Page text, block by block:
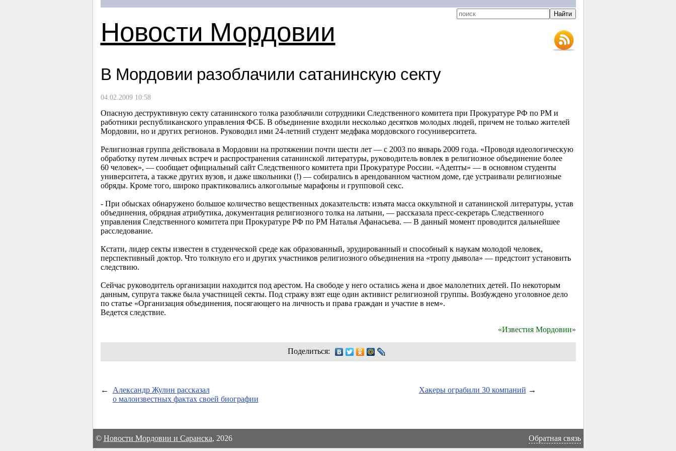
Новости Мордовии
В Мордовии разоблачили сатанинскую секту
04.02.2009 10:58
Опасную деструктивную секту сатанинского толка разоблачили сотрудники Следственного комитета при Прокуратуре РФ по РМ и
работники республиканского управления ФСБ. В объединение входили несколько десятков молодых людей, причем не только жителей
Мордовии, но и других регионов. Руководил ими 24-летний студент медфака мордовского госуниверситета.
Религиозная группа действовала в Мордовии на протяжении почти шести лет — с 2003 по январь 2009 года. «Проводя идеологическую
обработку путем личных встреч и распространения сатанинской литературы, руководитель вовлек в религиозное объединение более
60 человек», — сообщает официальный сайт Следственного комитета при Прокуратуре России. «Адепты» — в основном студенты
университета, а также других вузов, и даже школьники (!) — собирались в арендованном частном доме, где устраивали религиозные
обряды. Кроме того, широко практиковались алкогольные марафоны и групповой секс.
- При обысках обнаружено большое количество вещественных доказательств: изъята масса оккультной и сатанинской литературы, устав
объединения, обрядная атрибутика, документация религиозного толка на латыни, — рассказала пресс-секретарь Следственного
управления Следственного комитета при Прокуратуре РФ по РМ Наталья Афанасьева. — В данный момент проводится дальнейшее
расследование.
Кстати, лидер секты известен в студенческой среде как образованный, эрудированный и способный к наукам молодой человек,
перспективный доктор. Что толкнуло его и других участников религиозного объединения на «тропу дьявола» — предстоит установить
следствию.
Сейчас руководитель организации находится под арестом. На свободе у него остались жена и двое малолетних детей. По некоторым
данным, супруга также была участницей секты. Под стражу взят еще один активист религиозной группы. Возбуждено уголовное дело
по статье «Организация объединения, посягающего на личность и права граждан и участие в нем».
Ведется следствие.
«Известия Мордовии»
Поделиться:
←
Александр Жулин рассказал
о малоизвестных фактах своей биографии
Хакеры ограбили 30 компаний →
© Новости Мордовии и Саранска, 2026 Обратная связь